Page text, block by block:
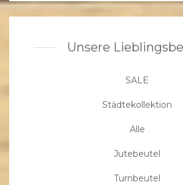
Unsere
SALE
Städtekollektion
Alle
Jutebeutel
Turnbeutel